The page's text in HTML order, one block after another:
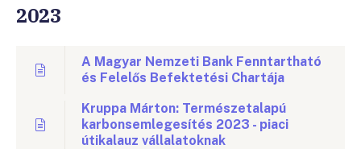
2023
A Magyar Nemzeti Bank Fenntartható
és Felelős Befektetési Chartája
Kruppa Márton: Természetalapú
karbonsemlegesítés 2023 - piaci
útikalauz vállalatoknak